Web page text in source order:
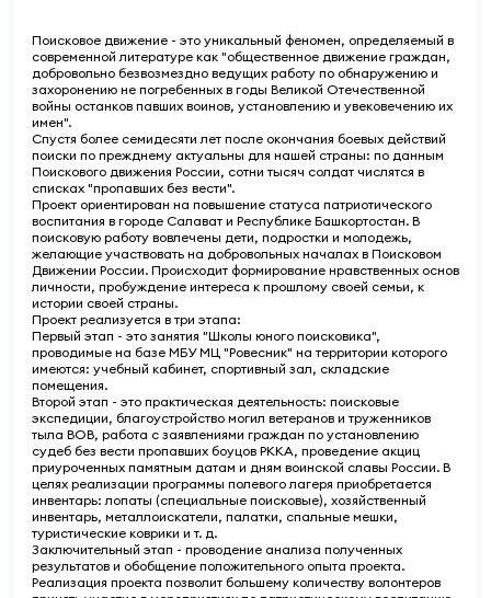
Поисковое движение - это уникальный феномен, определяемый в
современной литературе как "общественное движение граждан,
добровольно безвозмездно ведущих работу по обнаружению и
захоронению не погребенных в годы Великой Отечественной
войны останков павших воинов, установлению и увековечению их
имен".
Спустя более семидесяти лет после окончания боевых действий
поиски по прежднему актуальны для нашей страны: по данным
Поискового движения России, сотни тысяч солдат числятся в
списках "пропавших без вести".
Проект ориентирован на повышение статуса патриотического
воспитания в городе Салават и Республике Башкортостан. В
поисковую работу вовлечены дети, подростки и молодежь,
желающие участвовать на добровольных началах в Поисковом
Движении России. Происходит формирование нравственных основ
личности, пробуждение интереса к прошлому своей семьи, к
истории своей страны.
Проект реализуется в три этапа:
Первый этап - это занятия "Школы юного поисковика",
проводимые на базе МБУ МЦ "Ровесник" на территории которого
имеются: учебный кабинет, спортивный зал, складские
помещения.
Второй этап - это практическая деятельность: поисковые
экспедиции, благоустройство могил ветеранов и труженников
тыла ВОВ, работа с заявлениями граждан по установлению
судеб без вести пропавших боуцов РККА, проведение акциц
приуроченных памятным датам и дням воинской славы России. В
целях реализации программы полевого лагеря приобретается
инвентарь: лопаты (специальные поисковые), хозяйственный
инвентарь, металлоискатели, палатки, спальные мешки,
туристические коврики и т. д.
Заключительный этап - проводение анализа полученных
результатов и обобщение положительного опыта проекта.
Реализация проекта позволит большему количеству волонтеров